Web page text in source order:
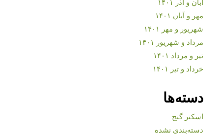
مهر و آبان ۱۴۰۱
شهریور و مهر ۱۴۰۱
مرداد و شهریور ۱۴۰۱
تیر و مرداد ۱۴۰۱
خرداد و تیر ۱۴۰۱
دسته‌ها
اسکنر گنج
دسته‌بندی نشده